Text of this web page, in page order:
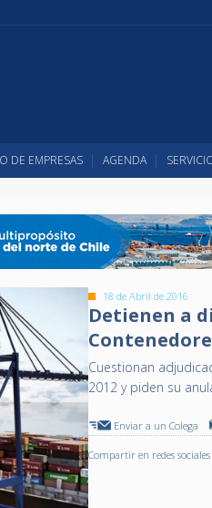
DE EMPRESAS AGENDA
18 de Abril de 2016
Detienen a
Cuestionan
2012 y piden su
Enviar a un Colega
Compartir en redes sociales